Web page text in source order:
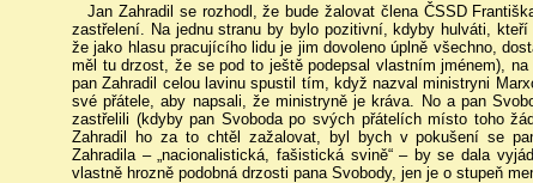
Jan Zahradil se rozhodl, že bude žalovat člena ČSSD
zastřelení. Na jednu stranu by bylo pozitivní, kdyby hulváti,
že jako hlasu pracujícího lidu je jim dovoleno úplně všechno,
měl tu drzost, že se pod to ještě podepsal vlastním jménem),
pan Zahradil celou lavinu spustil tím, když nazval ministryni
své přátele, aby napsali, že ministryně je kráva. No a pan
zastřelili (kdyby pan Svoboda po svých přátelích místo toho
Zahradil ho za to chtěl zažalovat, byl bych v pokušení se
Zahradila – „nacionalistická, fašistická svině“ – by se dala
vlastně hrozně podobná drzosti pana Svobody, jen je o stupeň